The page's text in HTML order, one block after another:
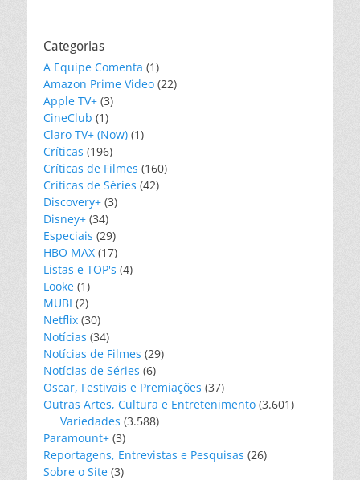
Categorias
A Equipe Comenta (1)
Amazon Prime Video (22)
Apple TV+ (3)
CineClub (1)
Claro TV+ (Now) (1)
Críticas (196)
Críticas de Filmes (160)
Críticas de Séries (42)
Discovery+ (3)
Disney+ (34)
Especiais (29)
HBO MAX (17)
Listas e TOP's (4)
Looke (1)
MUBI (2)
Netflix (30)
Notícias (34)
Notícias de Filmes (29)
Notícias de Séries (6)
Oscar, Festivais e Premiações (37)
Outras Artes, Cultura e Entretenimento (3.601)
Variedades (3.588)
Paramount+ (3)
Reportagens, Entrevistas e Pesquisas (26)
Sobre o Site (3)